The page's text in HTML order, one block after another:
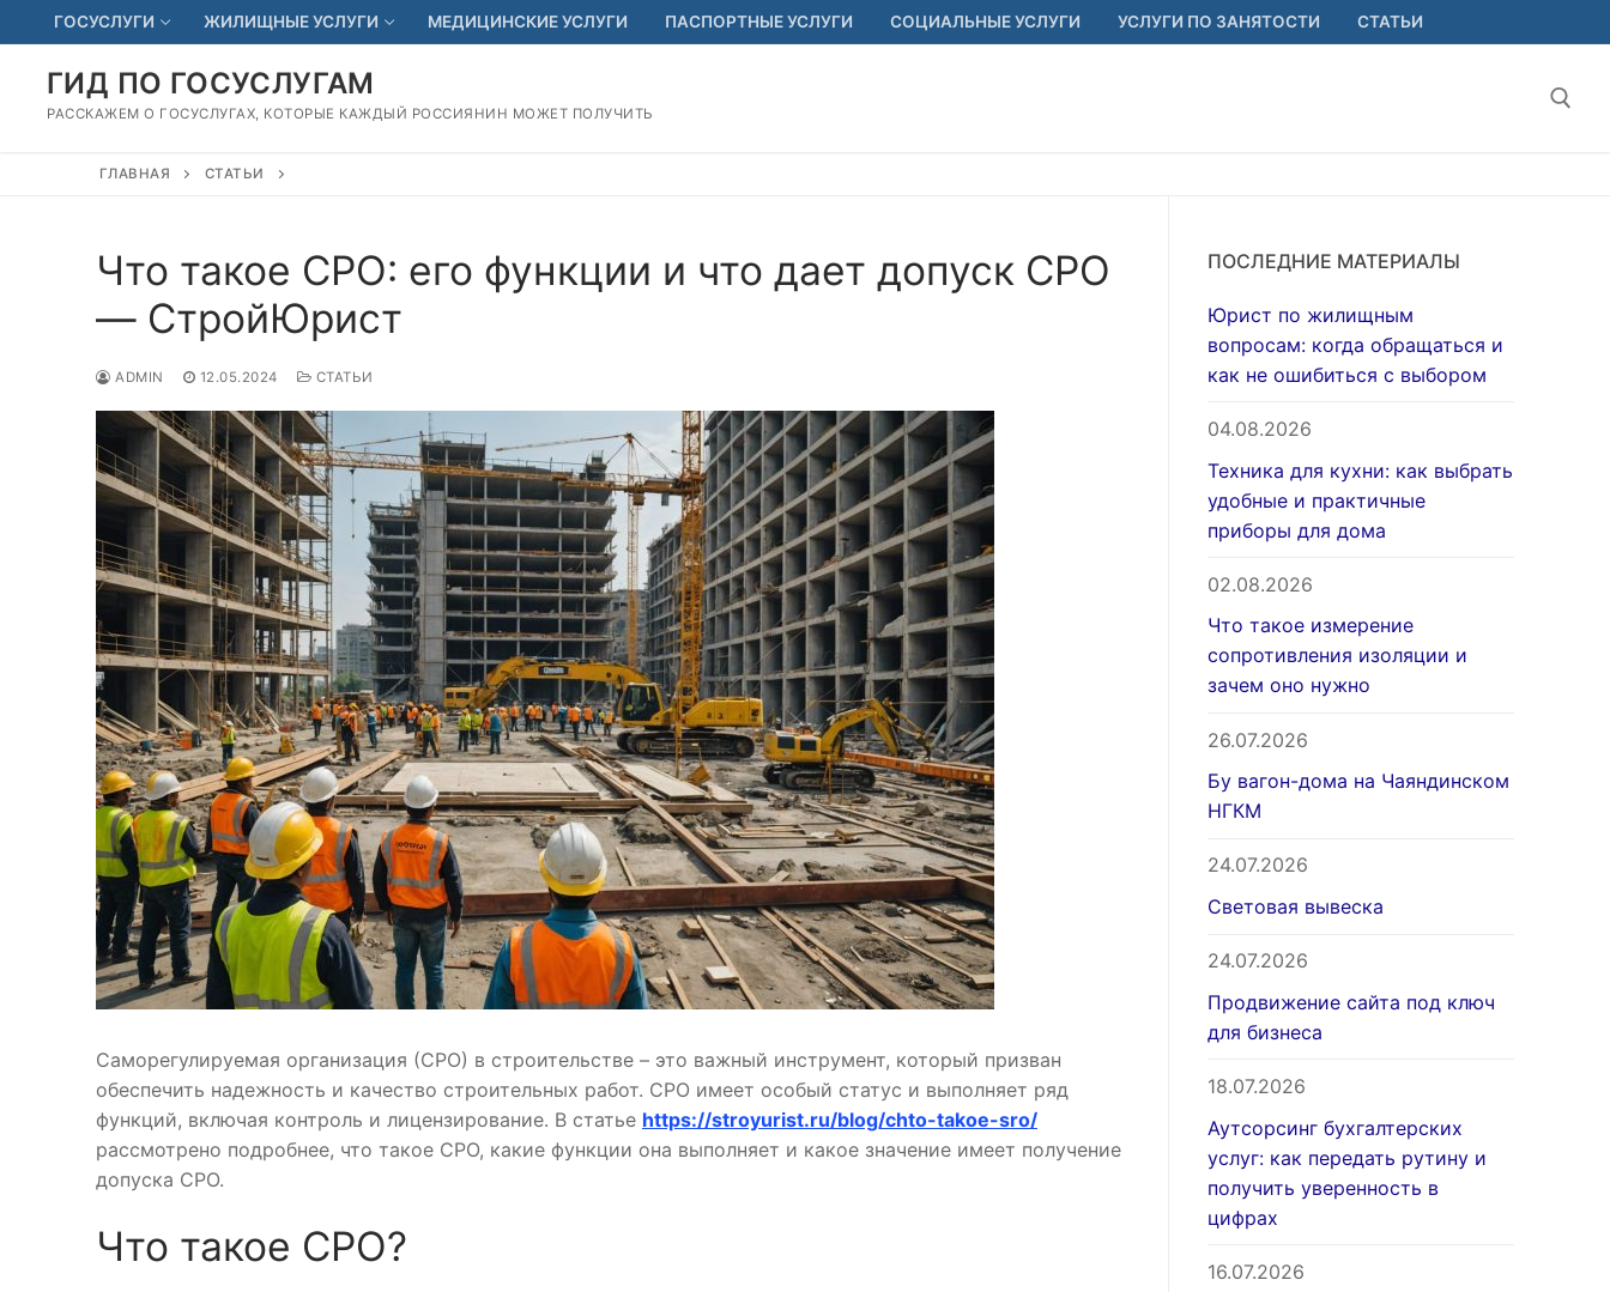
Перейти
к
содержимому
ГОСУСЛУГИ ЖИЛИЩНЫЕ УСЛУГИ МЕДИЦИНСКИЕ УСЛУГИ ПАСПОРТНЫЕ УСЛУГИ СОЦИАЛЬНЫЕ УСЛУГИ УСЛУГИ ПО ЗАНЯТОСТИ СТАТЬИ
ГИД ПО ГОСУСЛУГАМ
РАССКАЖЕМ О ГОСУСЛУГАХ, КОТОРЫЕ КАЖДЫЙ РОССИЯНИН МОЖЕТ ПОЛУЧИТЬ
ГЛАВНАЯ СТАТЬИ
Что такое СРО: его функции и что дает допуск СРО
— СтройЮрист
ADMIN 12.05.2024 СТАТЬИ
Саморегулируемая организация (СРО) в строительстве – это важный инструмент, который призван
обеспечить надежность и качество строительных работ. СРО имеет особый статус и выполняет ряд
функций, включая контроль и лицензирование. В статье https://stroyurist.ru/blog/chto-takoe-sro/
рассмотрено подробнее, что такое СРО, какие функции она выполняет и какое значение имеет получение
допуска СРО.
Что такое СРО?
ПОСЛЕДНИЕ МАТЕРИАЛЫ
Юрист по жилищным
вопросам: когда обращаться и
как не ошибиться с выбором
04.08.2026
Техника для кухни: как выбрать
удобные и практичные
приборы для дома
02.08.2026
Что такое измерение
сопротивления изоляции и
зачем оно нужно
26.07.2026
Бу вагон-дома на Чаяндинском
НГКМ
24.07.2026
Световая вывеска
24.07.2026
Продвижение сайта под ключ
для бизнеса
18.07.2026
Аутсорсинг бухгалтерских
услуг: как передать рутину и
получить уверенность в
цифрах
16.07.2026